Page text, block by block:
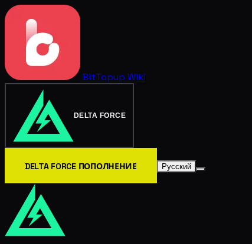
BitTopup Wiki
DELTA FORCE
DELTA FORCE ПОПОЛНЕНИЕ Русский